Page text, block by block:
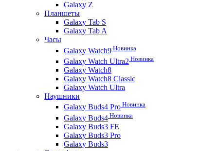
Galaxy Z
Планшеты
Galaxy Tab S
Galaxy Tab A
Часы
Galaxy Watch9 Новинка
Galaxy Watch Ultra2 Новинка
Galaxy Watch8
Galaxy Watch8 Classic
Galaxy Watch Ultra
Наушники
Galaxy Buds4 Pro Новинка
Galaxy Buds4 Новинка
Galaxy Buds3 FE
Galaxy Buds3 Pro
Galaxy Buds3